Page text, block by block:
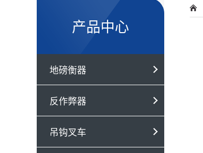
产品中心
地磅衡器
反作弊器
吊钩叉车